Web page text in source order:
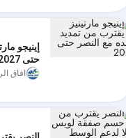
إينيجو
حتى 2027
افاق